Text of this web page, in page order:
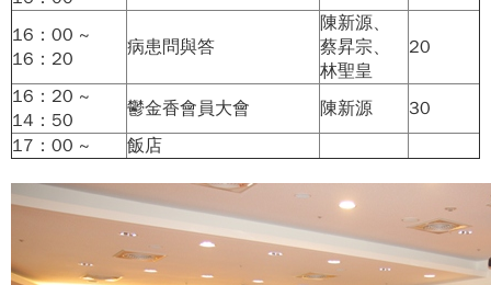
16：00 ~
16：20
病患問與答
陳新源、
蔡昇宗、
林聖皇
20
16：20 ~
14：50
鬱金香會員大會 陳新源
30
17：00 ~
飯店